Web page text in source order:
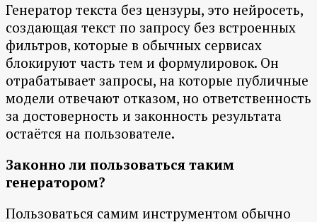
Генератор текста без цензуры, это нейросеть,
создающая текст по запросу без встроенных
фильтров, которые в обычных сервисах
блокируют часть тем и формулировок. Он
отрабатывает запросы, на которые публичные
модели отвечают отказом, но ответственность
за достоверность и законность результата
остаётся на пользователе.
Законно ли пользоваться таким
генератором?
Пользоваться самим инструментом обычно